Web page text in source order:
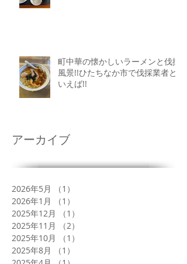
アーカイブ
町中華の懐かしいラーメンと伐採
風景!!ひたちなか市で伐採業者と
いえば!!
2026年5月 （1）
2026年1月
（1）
2025年12月
（1）
2025年11月
（2）
2025年10月
（1）
2025年8月
（1）